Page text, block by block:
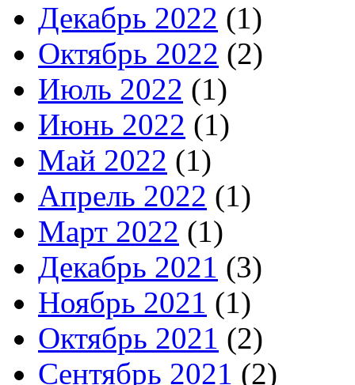
Декабрь 2022 (1)
Октябрь 2022 (2)
Июль 2022 (1)
Июнь 2022 (1)
Май 2022 (1)
Апрель 2022 (1)
Март 2022 (1)
Декабрь 2021 (3)
Ноябрь 2021 (1)
Октябрь 2021 (2)
Сентябрь 2021 (2)